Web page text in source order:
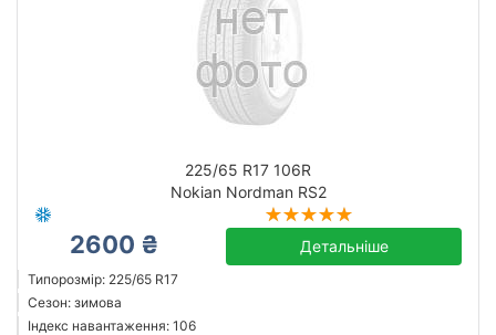
225/65 R17 106R
Nokian Nordman RS2
2600 ₴ Детальніше
Типорозмір: 225/65 R17
Сезон: зимова
Індекс навантаження: 106